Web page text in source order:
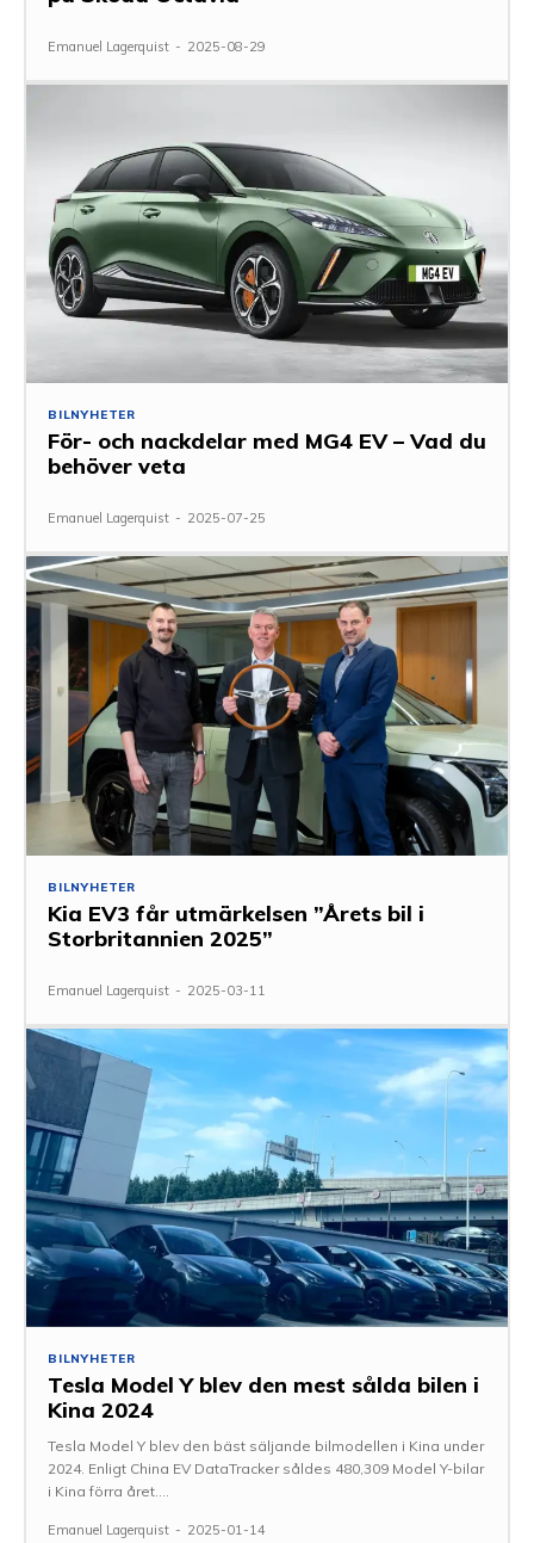
Emanuel Lagerquist - 2025-08-29
BILNYHETER
För- och nackdelar med MG4 EV – Vad du
behöver veta
Emanuel Lagerquist - 2025-07-25
BILNYHETER
Kia EV3 får utmärkelsen ”Årets bil i
Storbritannien 2025”
Emanuel Lagerquist - 2025-03-11
BILNYHETER
Tesla Model Y blev den mest sålda bilen i
Kina 2024
Tesla Model Y blev den bäst säljande bilmodellen i Kina under
2024. Enligt China EV DataTracker såldes 480,309 Model Y-bilar
i Kina förra året....
Emanuel Lagerquist - 2025-01-14